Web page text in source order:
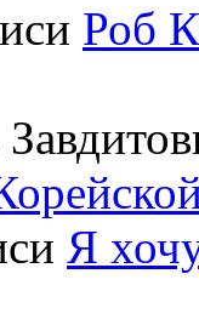
Роб
Я